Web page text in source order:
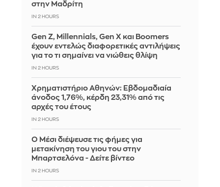
στην Μαδρίτη
IN 2 HOURS
Gen Z, Millennials, Gen X και Boomers
έχουν εντελώς διαφορετικές αντιλήψεις
για το τι σημαίνει να νιώθεις θλίψη
IN 2 HOURS
Χρηματιστήριο Αθηνών: Εβδομαδιαία
άνοδος 1,76%, κέρδη 23,31% από τις
αρχές του έτους
IN 2 HOURS
Ο Μέσι διέψευσε τις φήμες για
μετακίνηση του γιου του στην
Μπαρτσελόνα - Δείτε βίντεο
IN 2 HOURS